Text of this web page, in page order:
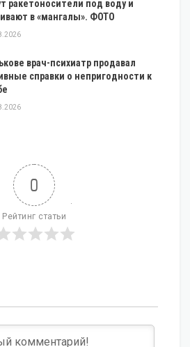
ракетоносители под воду и
в «мангалы». ФОТО
врач-психиатр продавал
справки о непригодности к
0
Рейтинг статьи